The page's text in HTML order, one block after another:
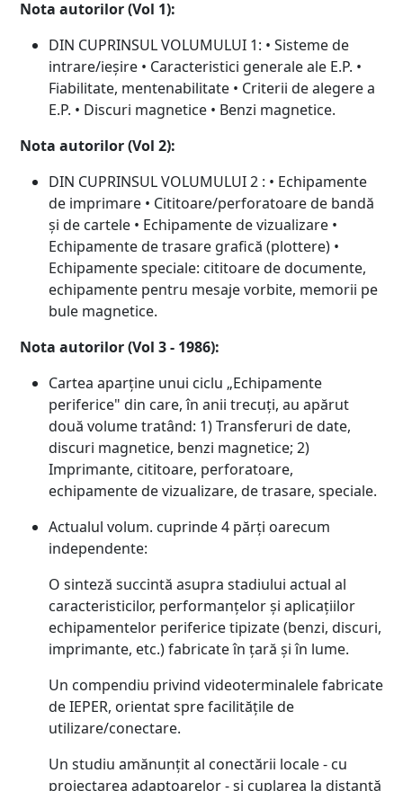
Nota autorilor (Vol 1):
DIN CUPRINSUL VOLUMULUI 1: • Sisteme de
intrare/ieșire • Caracteristici generale ale E.P. •
Fiabilitate, mentenabilitate • Criterii de alegere a
E.P. • Discuri magnetice • Benzi magnetice.
Nota autorilor (Vol 2):
DIN CUPRINSUL VOLUMULUI 2 : • Echipamente
de imprimare • Cititoare/perforatoare de bandă
și de cartele • Echipamente de vizualizare •
Echipamente de trasare grafică (plottere) •
Echipamente speciale: cititoare de documente,
echipamente pentru mesaje vorbite, memorii pe
bule magnetice.
Nota autorilor (Vol 3 - 1986):
Cartea aparține unui ciclu „Echipamente
periferice" din care, în anii trecuți, au apărut
două volume tratând: 1) Transferuri de date,
discuri magnetice, benzi magnetice; 2)
Imprimante, cititoare, perforatoare,
echipamente de vizualizare, de trasare, speciale.
Actualul volum. cuprinde 4 părți oarecum
independente:
O sinteză succintă asupra stadiului actual al
caracteristicilor, performanțelor și aplicațiilor
echipamentelor periferice tipizate (benzi, discuri,
imprimante, etc.) fabricate în țară și în lume.
Un compendiu privind videoterminalele fabricate
de IEPER, orientat spre facilitățile de
utilizare/conectare.
Un studiu amănunțit al conectării locale - cu
proiectarea adaptoarelor - și cuplarea la distanță